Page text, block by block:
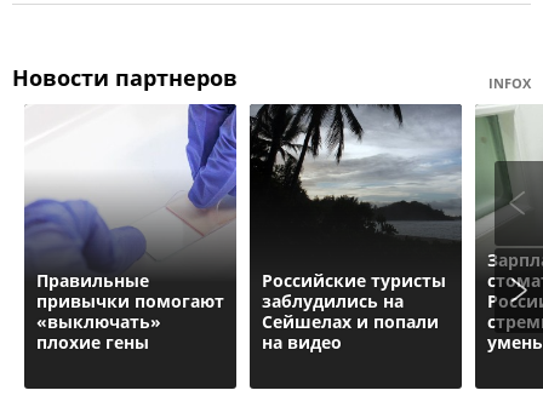
Новости партнеров INFOX
Правильные
привычки помогают
«выключать»
плохие гены
Российские туристы
заблудились на
Сейшелах и попали
на видео